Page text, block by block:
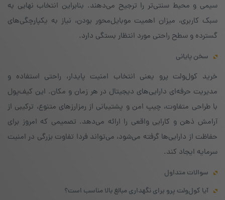
سیمی و محیط سنتی‌تر را ترجیح می‌دهند. بنابراین انتخاب نهایی به
سبک کاربری، میزان اهمیت موبایل‌محور بودن، نیاز به یکپارچگی‌های
گسترده و سطح راحتی مورد انتظار بستگی دارد.
سخن پایانی
خرید کول‌ولت پرو یعنی انتخاب امنیت پایدار، راحتی استفاده و
مدیریت حرفه‌ای دارایی‌های دیجیتال در هر زمان و مکان. این کیف‌پول
با طراحی متفاوت، چیپ امن و پشتیبانی از رمز‌ارزهای متنوع، ترکیبی از
آرامش ذهن و کارایی واقعی را ارائه می‌دهد. تصمیمی که امروز برای
حفاظت از دارایی‌ها گرفته می‌شود، می‌تواند فردا تفاوت بزرگی در امنیت
سرمایه ایجاد کند.
سوالات متداول
آیا کول‌ولت پرو برای نگهداری مبالغ بالا مناسب است؟